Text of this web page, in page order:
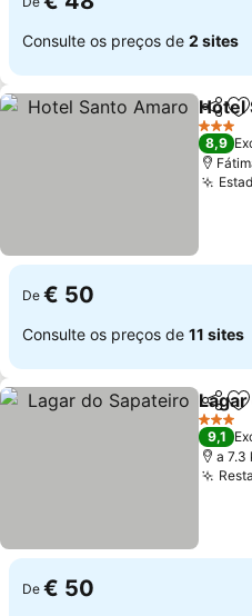
Consulte os preços de 2 sites
Hotel
3 Estrelas
8,9
De € 50
Consulte os preços de 11 sites
3 Estrelas
9,1
a 7.3
De € 50